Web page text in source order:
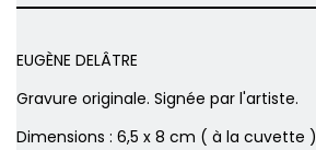
EUGÈNE DELÂTRE
Gravure originale. Signée par l'artiste.
Dimensions : 6,5 x 8 cm ( à la cuvette )